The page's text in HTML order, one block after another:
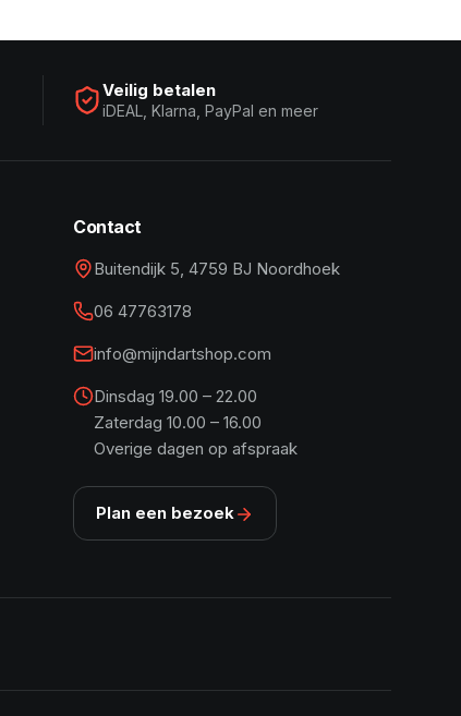
Veilig betalen
iDEAL, Klarna, PayPal en meer
Contact
Buitendijk 5, 4759 BJ Noordhoek
06 47763178
info@mijndartshop.com
Dinsdag 19.00 – 22.00
Zaterdag 10.00 – 16.00
Overige dagen op afspraak
Plan een bezoek